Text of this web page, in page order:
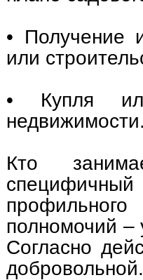
• Получение
или
• Купля
Кто
полномочий –
Согласно
добровольной.